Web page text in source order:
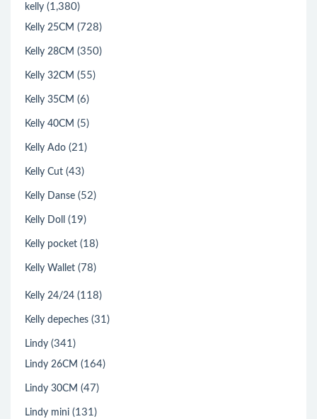
kelly (1,380)
Kelly 25CM (728)
Kelly 28CM (350)
Kelly 32CM (55)
Kelly 35CM (6)
Kelly 40CM (5)
Kelly Ado (21)
Kelly Cut (43)
Kelly Danse (52)
Kelly Doll (19)
Kelly pocket (18)
Kelly Wallet (78)
Kelly 24/24 (118)
Kelly depeches (31)
Lindy (341)
Lindy 26CM (164)
Lindy 30CM (47)
Lindy mini (131)